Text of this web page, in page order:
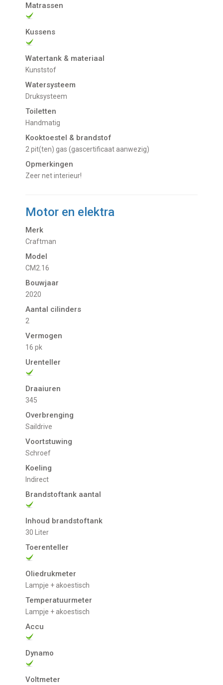
Matrassen
Kussens
Watertank & materiaal
Kunststof
Watersysteem
Druksysteem
Toiletten
Handmatig
Kooktoestel & brandstof
2 pit(ten) gas (gascertificaat aanwezig)
Opmerkingen
Zeer net interieur!
Motor en elektra
Merk
Craftman
Model
CM2.16
Bouwjaar
2020
Aantal cilinders
2
Vermogen
16 pk
Urenteller
Draaiuren
345
Overbrenging
Saildrive
Voortstuwing
schroef
Koeling
indirect
Brandstoftank aantal
Inhoud brandstoftank
30 Liter
Toerenteller
Oliedrukmeter
Lampje + akoestisch
Temperatuurmeter
Lampje + akoestisch
Accu
Dynamo
Voltmeter